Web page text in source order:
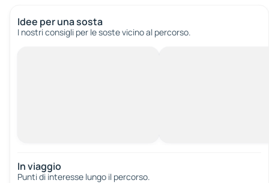
Idee per una sosta
I nostri consigli per le soste vicino al percorso.
In viaggio
Punti di interesse lungo il percorso.